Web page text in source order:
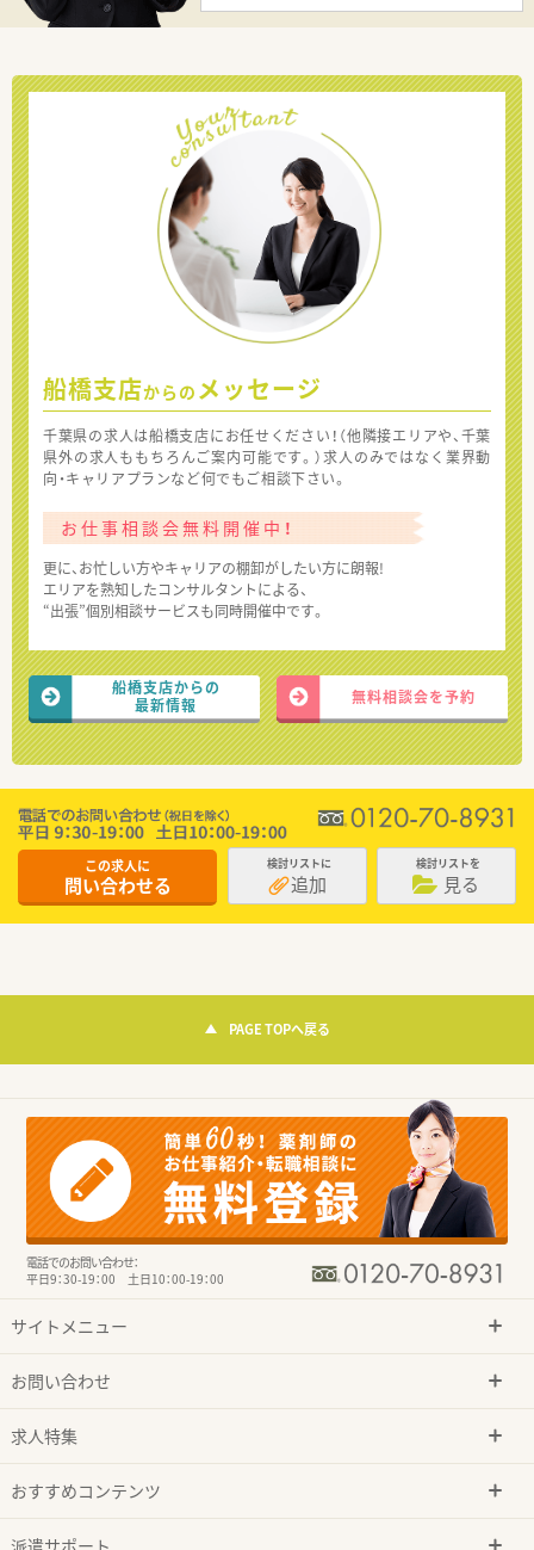
船橋支店からの メッセージ
千葉県の求人は船橋支店にお任せください！（他隣接エリアや、千葉
県外の求人ももちろんご案内可能です。）求人のみではなく業界動
向・キャリアプランなど何でもご相談下さい。
お仕事相談会無料開催中！
更に、お忙しい方やキャリアの棚卸がしたい方に朗報!
エリアを熟知したコンサルタントによる、
“出張”個別相談サービスも同時開催中です。
船橋支店からの
最新情報
無料相談会を予約
この求人に
問い合わせる
検討リストに
追加
検討リストを
見る
PAGE TOPへ戻る
電話でのお問い合わせ：
平日9：30-19：00 土日10：00-19：00
サイトメニュー
お問い合わせ
求人特集
おすすめコンテンツ
派遣サポート